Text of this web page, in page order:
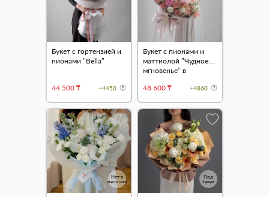
Букет с гортензией и
пионами "Bella"
44 500 ₸ +4450
Букет с пионами и
маттиолой "Чудное
мгновенье" в
48 600 ₸
+4860
Нет в
наличии
Под
заказ